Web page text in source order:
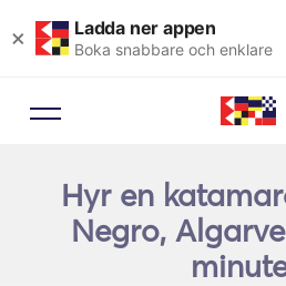
× Ladda ner appen
Boka snabbare och enklare
Hyr en
Negro,